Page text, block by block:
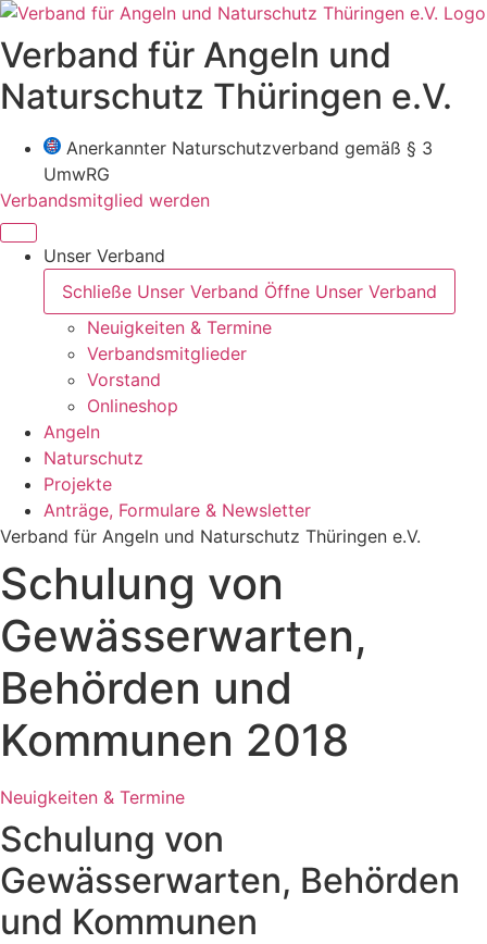
Zum
Inhalt
wechseln
Verband für Angeln und
Naturschutz Thüringen e.V.
Anerkannter Naturschutzverband gemäß § 3
UmwRG
Verbandsmitglied werden
Unser Verband
Schließe Unser Verband Öffne Unser Verband
Neuigkeiten & Termine
Verbandsmitglieder
Vorstand
Onlineshop
Angeln
Naturschutz
Projekte
Anträge, Formulare & Newsletter
Verband für Angeln und Naturschutz Thüringen e.V.
Schulung von
Gewässerwarten,
Behörden und
Kommunen 2018
Neuigkeiten & Termine
Schulung von
Gewässerwarten, Behörden
und Kommunen